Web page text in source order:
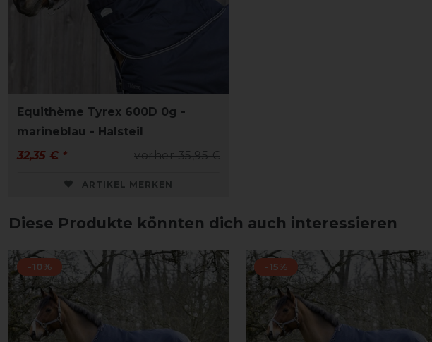
Equithème Tyrex 600D 0g -
marineblau - Halsteil
vorher 35,95 €
32,35 € *
ARTIKEL MERKEN
Diese Produkte könnten dich auch interessieren
-10% -15%